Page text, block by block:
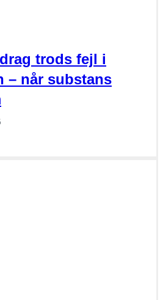
trods fejl i
– når substans